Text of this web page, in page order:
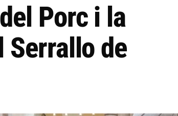
Porc i la
Serrallo de